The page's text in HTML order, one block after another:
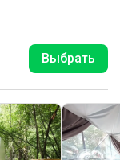
Выбрать